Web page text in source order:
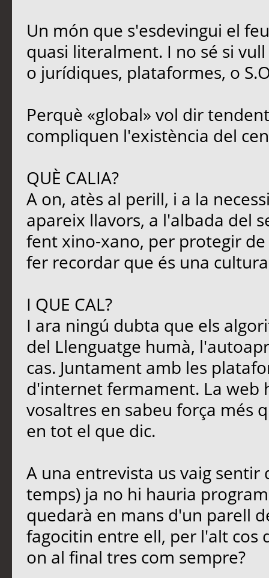
Un món que s'esdevingui el
quasi literalment. I no sé si
o jurídiques, plataformes, o
Perquè «global» vol dir
compliquen l'existència del
QUÈ CALIA?
A on, atès al perill, i a la
apareix llavors, a l'albada del
fent xino-xano, per protegir
fer recordar que és una
I QUE CAL?
I ara ningú dubta que els
del Llenguatge humà,
cas. Juntament amb les
d'internet fermament. La web
vosaltres en sabeu força més
en tot el que dic.
A una entrevista us vaig
temps) ja no hi hauria
quedarà en mans d'un parell
fagocitin entre ell, per l'alt cos
on al final tres com sempre?